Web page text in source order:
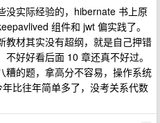
没实际经验的，hibernate 书上原
组件和 jwt 偏实践了。
教材其实没有超纲，就是自己押错
好好看后面 10 章还真不好过。
糟的题，拿高分不容易，操作系统
比往年简单多了，没考关系代数